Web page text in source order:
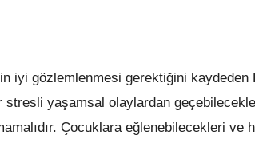
iyi gözlemlenmesi gerektiğini kaydeden
stresli yaşamsal olaylardan
Çocuklara eğlenebilecekleri ve